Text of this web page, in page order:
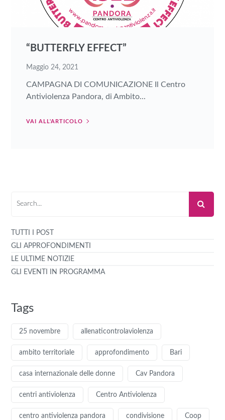
“BUTTERFLY EFFECT”
Maggio 24, 2021
CAMPAGNA DI COMUNICAZIONE Il Centro
Antiviolenza Pandora, di Ambito...
VAI ALL'ARTICOLO
TUTTI I POST
GLI APPROFONDIMENTI
LE ULTIME NOTIZIE
GLI EVENTI IN PROGRAMMA
Tags
25 novembre allenaticontrolaviolenza
ambito territoriale approfondimento Bari
casa internazionale delle donne Cav Pandora
centri antiviolenza Centro Antiviolenza
centro antiviolenza pandora condivisione Coop